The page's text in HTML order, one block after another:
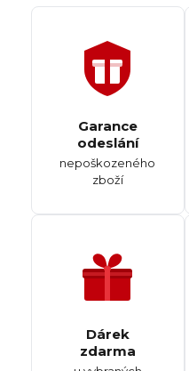
Garance
odeslání
nepoškozeného
zboží
Dárek
zdarma